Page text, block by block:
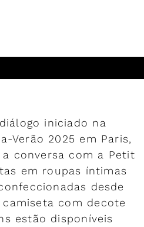
iniciado na
Verão 2025 em Paris,
conversa com a Petit
em roupas íntimas
desde
camiseta com decote
estão disponíveis